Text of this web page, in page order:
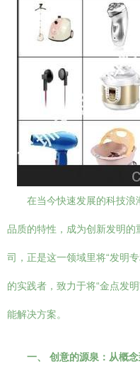
在当今快速发展的科技
品质的特性，成为创新发明
司，正是这一领域里将“发明
的实践者，致力于将“金点发
能解决方案。
一、 创意的源泉：从概念